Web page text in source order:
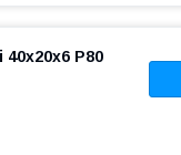
40x20x6 P80